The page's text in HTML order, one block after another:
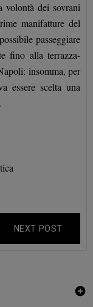
volontà dei sovrani
manifatture del
passeggiare
fino alla terrazza-
insomma, per
essere scelta una
NEXT POST
